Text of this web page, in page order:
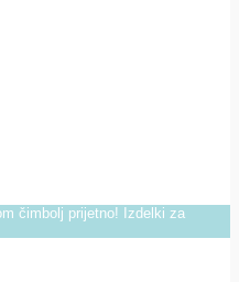
čimbolj prijetno! Izdelki za